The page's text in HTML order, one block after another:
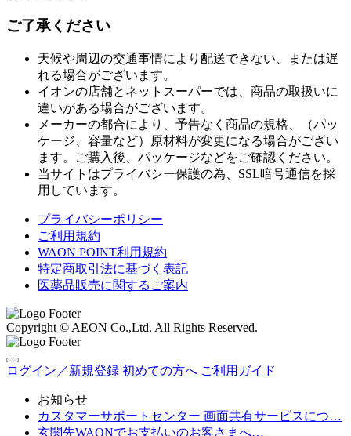
ご了承ください
天候や周辺の交通事情により配送できない、または遅
れる場合がございます。
イオンの店舗とネットスーパーでは、商品の取扱いに
違いがある場合がございます。
メーカーの都合により、予告なく商品の規格、（パッ
ケージ、容量など）原材料が変更になる場合がござい
ます。ご購入後、パッケージなどをご確認ください。
当サイトはプライバシー保護の為、SSL暗号通信を採
用しています。
プライバシーポリシー
ご利用規約
WAON POINT利用規約
特定商取引法に基づく表記
医薬品販売に関するご案内
Copyright © AEON Co.,Ltd. All Rights Reserved.
ログイン／新規登録 初めての方へ ご利用ガイド
お知らせ
カスタマーサポートセンター 画面共有サービスにつ…
玄関先WAONでお支払いのお客さまへ…